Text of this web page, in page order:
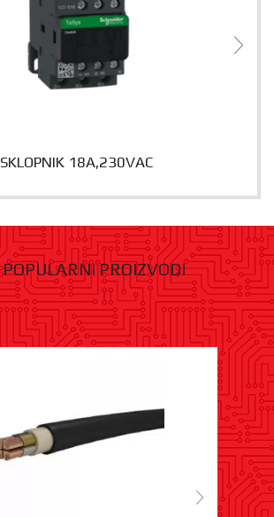
SKLOPNIK 18A,230VAC
POPULARNI PROIZVODI